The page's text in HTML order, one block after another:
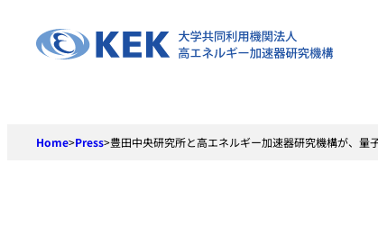
Home>Press>豊田中央研究所と高エネルギー加速器研究機構が、